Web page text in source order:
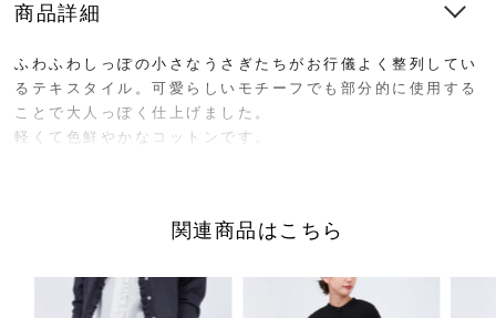
商品詳細
ふわふわしっぽの小さなうさぎたちがお行儀よく整列してい
るテキスタイル。可愛らしいモチーフでも部分的に使用する
ことで大人っぽく仕上げました。
軽くて色鮮やかなコットンです。
なくカバーしてくれる袖丈もポイント。一枚ではもちろん、
インナーにロングTシャツやブラウスを重ねれば、肌寒い季
関連商品はこちら